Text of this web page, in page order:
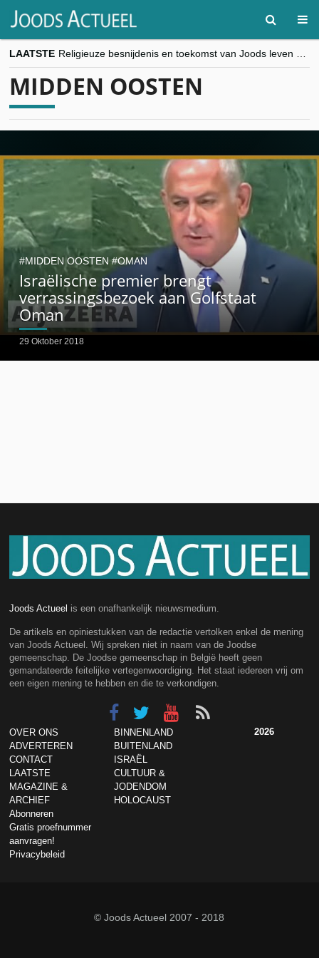
LAATSTE
“Besnijdenisdebat toont hoe moeilijk seculiere Westen minderheden begrijpt”, Jinnih Beels (Vooruit)
MIDDEN OOSTEN
Israëlische premier brengt
verrassingsbezoek aan Golfstaat
Oman
29 Oktober 2018
MIDDEN OOSTEN OMAN
Joods Actueel is een onafhankelijk nieuwsmedium.
De artikels en opiniestukken van de redactie vertolken enkel de mening
van Joods Actueel. Wij spreken niet in naam van de Joodse
gemeenschap. De Joodse gemeenschap in België heeft geen
gemandateerde feitelijke vertegenwoordiging. Het staat iedereen vrij om
een eigen mening te hebben en die te verkondigen.
OVER ONS
ADVERTEREN
CONTACT
LAATSTE
MAGAZINE &
ARCHIEF
Abonneren
Gratis proefnummer
aanvragen!
Privacybeleid
BINNENLAND
BUITENLAND
ISRAËL
CULTUUR &
JODENDOM
HOLOCAUST
2026
© Joods Actueel 2007 - 2018